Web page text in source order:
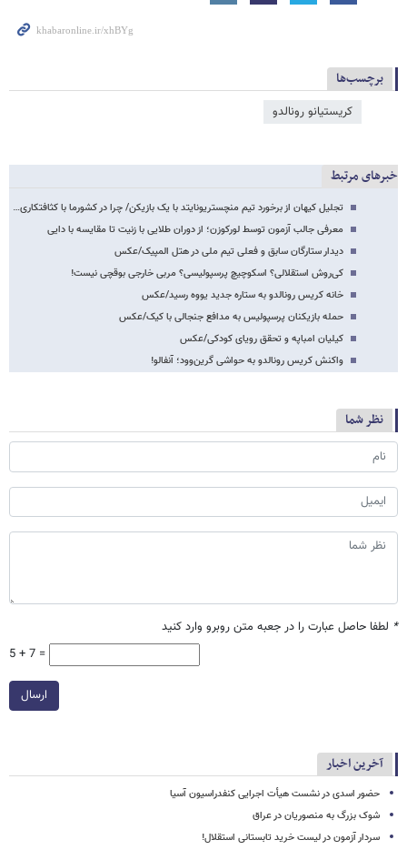
برچسب‌ها
کریستیانو رونالدو
خبرهای مرتبط
تجلیل کیهان از برخورد تیم منچستریونایتد با یک بازیکن/ چرا در کشورما با کثافتکاری…
معرفی جالب آزمون توسط لورکوزن؛ از دوران طلایی با زنیت تا مقایسه با دایی
دیدار ستارگان سابق و فعلی تیم ملی در هتل المپیک/عکس
کی‌روش استقلالی؟ اسکوچیچ پرسپولیسی؟ مربی خارجی بوقچی نیست!
خانه کریس رونالدو به ستاره جدید یووه رسید/عکس
حمله بازیکنان پرسپولیس به مدافع جنجالی با کیک/عکس
کیلیان امباپه و تحقق رویای کودکی‌/عکس
واکنش کریس رونالدو به حواشی گرین‌وود؛ آنفالو!
نظر شما
* لطفا حاصل عبارت را در جعبه متن روبرو وارد کنید
5 + 7 =
ارسال
آخرین اخبار
حضور اسدی در نشست هیأت اجرایی کنفدراسیون آسیا
شوک بزرگ به منصوریان در عراق
سردار آزمون در لیست خرید تابستانی استقلال!